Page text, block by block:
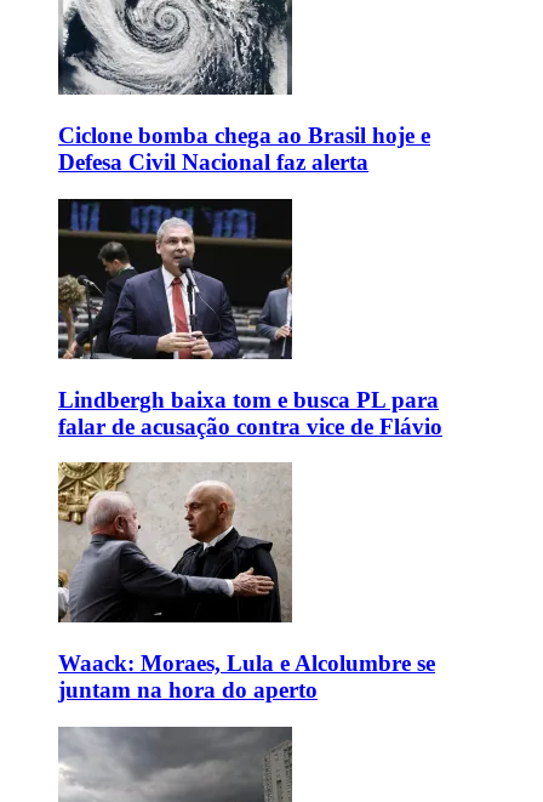
Ciclone bomba chega ao Brasil hoje e
Defesa Civil Nacional faz alerta
Lindbergh baixa tom e busca PL para
falar de acusação contra vice de Flávio
Waack: Moraes, Lula e Alcolumbre se
juntam na hora do aperto